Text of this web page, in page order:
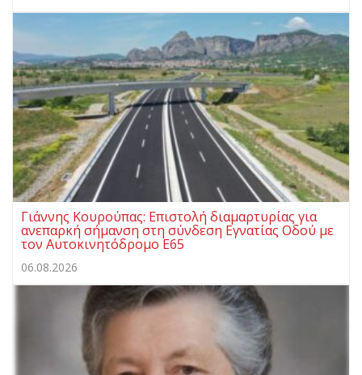
Γιάννης Κουρούπας: Επιστολή διαμαρτυρίας για
ανεπαρκή σήμανση στη σύνδεση Εγνατίας Οδού με
τον Αυτοκινητόδρομο Ε65
06.08.2026